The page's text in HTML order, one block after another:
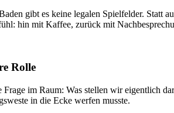
gibt es keine legalen Spielfelder. Statt
hin mit Kaffee, zurück mit
Rolle
Frage im Raum: Was stellen wir eigentlich
in die Ecke werfen musste.